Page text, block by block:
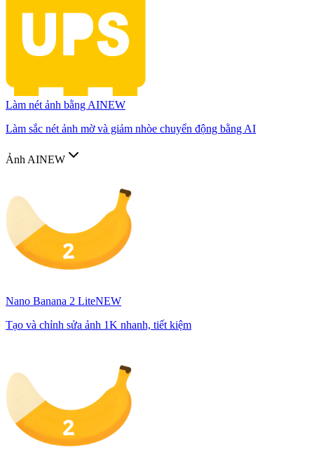
Làm nét ảnh bằng AINEW
Làm sắc nét ảnh mờ và giảm nhòe chuyển động bằng AI
Ảnh AINEW
Nano Banana 2 LiteNEW
Tạo và chỉnh sửa ảnh 1K nhanh, tiết kiệm